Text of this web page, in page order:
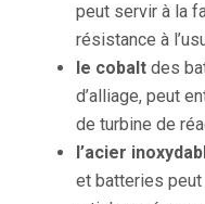
peut servir à la
résistance à
le cobalt des
d’alliage, peut
de turbine de
l’acier
et batteries